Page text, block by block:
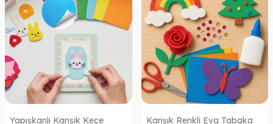
Yapışkanlı Karışık Keçe Karışık Renkli Eva Tabaka